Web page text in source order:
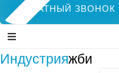
ОБРАТНЫЙ ЗВОНОК
Индустрияжби